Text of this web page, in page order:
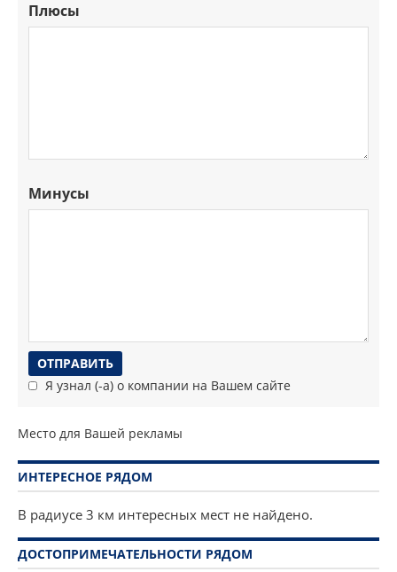
Плюсы
Минусы
Я узнал (-а) о компании на Вашем сайте
Место для Вашей рекламы
ИНТЕРЕСНОЕ РЯДОМ
В радиусе 3 км интересных мест не найдено.
ДОСТОПРИМЕЧАТЕЛЬНОСТИ РЯДОМ